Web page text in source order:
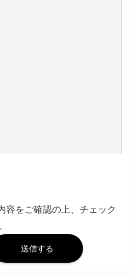
容をご確認の上、チェック